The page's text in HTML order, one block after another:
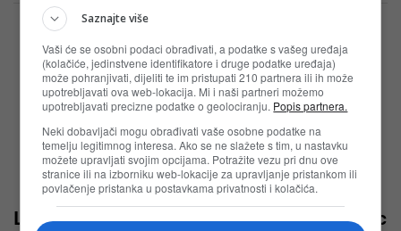
Lasta nagradna igra: Crvena jabuka i Tropic
Saznajte više
Vaši će se osobni podaci obrađivati, a podatke s vašeg uređaja
(kolačiće, jedinstvene identifikatore i druge podatke uređaja)
može pohranjivati, dijeliti te im pristupati 210 partnera ili ih može
upotrebljavati ova web-lokacija. Mi i naši partneri možemo
upotrebljavati precizne podatke o geolociranju. Popis partnera.
Neki dobavljači mogu obrađivati vaše osobne podatke na
temelju legitimnog interesa. Ako se ne slažete s tim, u nastavku
možete upravljati svojim opcijama. Potražite vezu pri dnu ove
stranice ili na izborniku web-lokacije za upravljanje pristankom ili
povlačenje pristanka u postavkama privatnosti i kolačića.